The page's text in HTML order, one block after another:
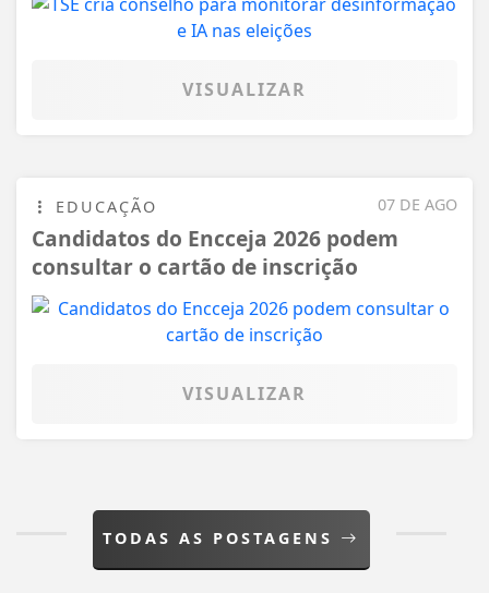
VISUALIZAR
07 DE AGO
EDUCAÇÃO
Candidatos do Encceja 2026 podem
consultar o cartão de inscrição
VISUALIZAR
TODAS AS POSTAGENS